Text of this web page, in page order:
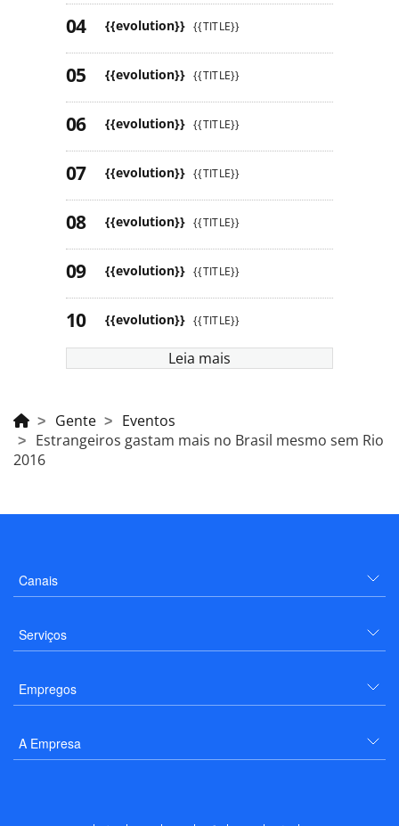
{{evolution}} {{TITLE}}
{{evolution}} {{TITLE}}
{{evolution}} {{TITLE}}
{{evolution}} {{TITLE}}
{{evolution}} {{TITLE}}
{{evolution}} {{TITLE}}
{{evolution}} {{TITLE}}
Leia mais
Gente
Eventos
Estrangeiros gastam mais no Brasil mesmo sem Rio
2016
Canais
Serviços
Empregos
A Empresa